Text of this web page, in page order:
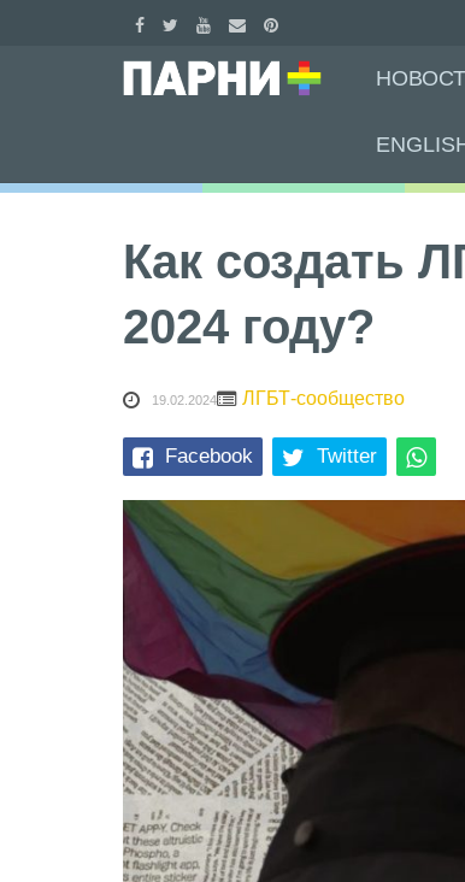
Как создать
2024 году?
19.02.2024 ЛГБТ-сообщество
Facebook Twitter